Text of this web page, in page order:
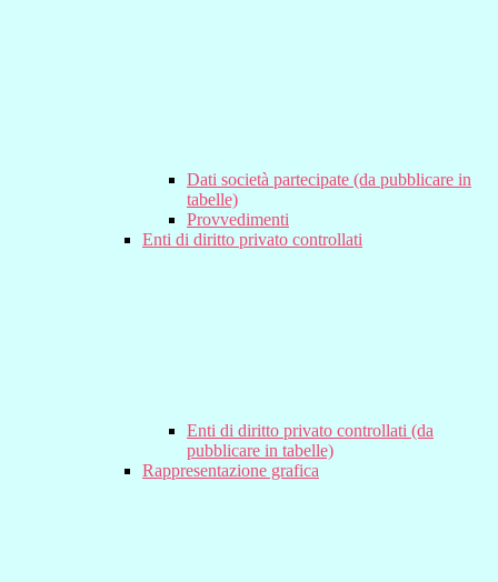
Dati società partecipate (da pubblicare in
tabelle)
Provvedimenti
Enti di diritto privato controllati
Enti di diritto privato controllati (da
pubblicare in tabelle)
Rappresentazione grafica